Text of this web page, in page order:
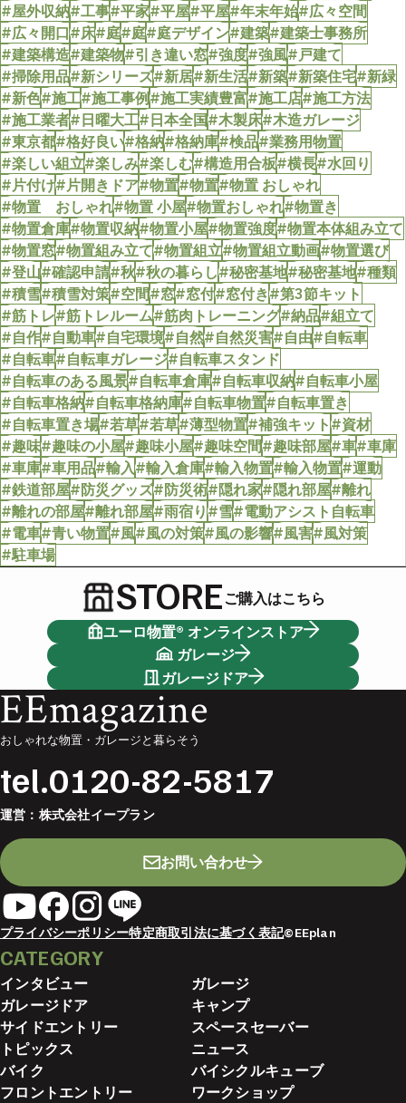
#屋外収納#工事#平家#平屋#平屋#年末年始#広々空間
#広々開口#床#庭#庭#庭デザイン#建築#建築士事務所
#建築構造#建築物#引き違い窓#強度#強風#戸建て
#掃除用品#新シリーズ#新居#新生活#新築#新築住宅#新緑
#新色#施工#施工事例#施工実績豊富#施工店#施工方法
#施工業者#日曜大工#日本全国#木製床#木造ガレージ
#東京都#格好良い#格納#格納庫#検品#業務用物置
#楽しい組立#楽しみ#楽しむ#構造用合板#横長#水回り
#片付け#片開きドア#物置#物置#物置 おしゃれ
#物置 おしゃれ#物置 小屋#物置おしゃれ#物置き
#物置倉庫#物置収納#物置小屋#物置強度#物置本体組み立て
#物置窓#物置組み立て#物置組立#物置組立動画#物置選び
#登山#確認申請#秋#秋の暮らし#秘密基地#秘密基地#種類
#積雪#積雪対策#空間#窓#窓付#窓付き#第3節キット
#筋トレ#筋トレルーム#筋肉トレーニング#納品#組立て
#自作#自動車#自宅環境#自然#自然災害#自由#自転車
#自転車#自転車ガレージ#自転車スタンド
#自転車のある風景#自転車倉庫#自転車収納#自転車小屋
#自転車格納#自転車格納庫#自転車物置#自転車置き
#自転車置き場#若草#若草#薄型物置#補強キット#資材
#趣味#趣味の小屋#趣味小屋#趣味空間#趣味部屋#車#車庫
#車庫#車用品#輸入#輸入倉庫#輸入物置#輸入物置#運動
#鉄道部屋#防災グッズ#防災術#隠れ家#隠れ部屋#離れ
#離れの部屋#離れ部屋#雨宿り#雪#電動アシスト自転車
#電車#青い物置#風#風の対策#風の影響#風害#風対策
#駐車場
STOREご購入はこちら
ユーロ物置® オンラインストア
ガレージ
ガレージドア
EEmagazine
おしゃれな物置・ガレージと暮らそう
tel.0120-82-5817
運営： 株式会社イープラン
お問い合わせ
プライバシーポリシー特定商取引法に基づく表記©EEplan
CATEGORY
インタビュー
ガレージ
ガレージドア
キャンプ
サイドエントリー
スペースセーバー
トピックス
ニュース
バイク
バイシクルキューブ
フロントエントリー
ワークショップ